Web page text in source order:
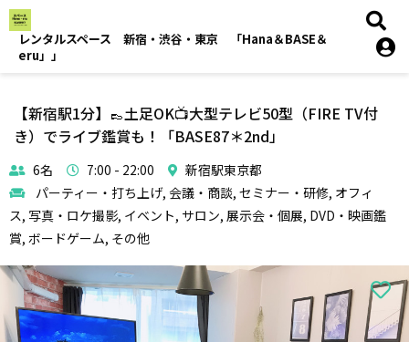
レンタルスペース 新宿・渋谷・東京 「Hana＆BASE＆
eru」」
【新宿駅1分】👞土足OK📺大型テレビ50型（FIRE TV付
き）でライブ鑑賞も！「BASE87＊2nd」
6名 7:00 - 22:00
新宿駅東京都
パーティー・打ち上げ, 会議・商談, セミナー・研修, オフィ
ス, 写真・ロケ撮影, イベント, サロン, 展示会・個展, DVD・映画鑑
賞, ボードゲーム, その他